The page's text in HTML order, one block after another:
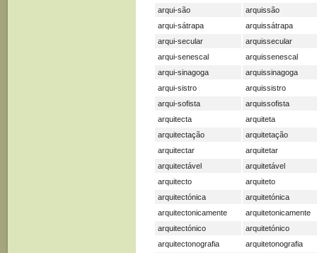
arqui-são
arquissão
arqui-sátrapa
arquissátrapa
arqui-secular
arquissecular
arqui-senescal
arquissenescal
arqui-sinagoga
arquissinagoga
arqui-sistro
arquissistro
arqui-sofista
arquissofista
arquitecta
arquiteta
arquitectação
arquitetação
arquitectar
arquitetar
arquitectável
arquitetável
arquitecto
arquiteto
arquitectónica
arquitetónica
arquitectonicamente
arquitetonicamente
arquitectónico
arquitetónico
arquitectonografia
arquitetonografia